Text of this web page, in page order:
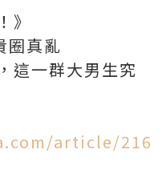
》
圈真亂
這一群大男生究
article/216